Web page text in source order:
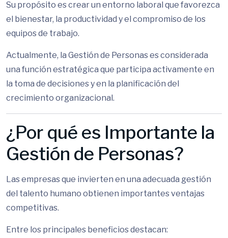
Su propósito es crear un entorno laboral que favorezca
el bienestar, la productividad y el compromiso de los
equipos de trabajo.
Actualmente, la Gestión de Personas es considerada
una función estratégica que participa activamente en
la toma de decisiones y en la planificación del
crecimiento organizacional.
¿Por qué es Importante la
Gestión de Personas?
Las empresas que invierten en una adecuada gestión
del talento humano obtienen importantes ventajas
competitivas.
Entre los principales beneficios destacan: